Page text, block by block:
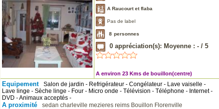
A Raucourt et flaba
Pas de label
8 personnes
0 appréciation(s): Moyenne : - / 5
A environ 23 Kms de bouillon(centre)
Equipement
Salon de jardin - Refrigérateur - Congélateur - Lave vaiselle -
Lave linge - Sèche linge - Four - Micro onde - Télévision - Téléphone - Internet -
DVD - Animaux acceptés -
A proximité sedan charleville mezieres reims Bouillon Florenville